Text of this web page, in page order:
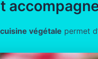
cuisine végétale permet